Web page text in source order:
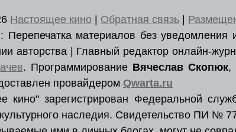
Настоящее кино Обратная связь
Перепечатка материалов без
авторства | Главный редактор онлайн-
. Программирование Вячеслав Скопюк,
провайдером Qwarta.ru
кино" зарегистрирован Федеральной
наследия. Свидетельство ПИ №